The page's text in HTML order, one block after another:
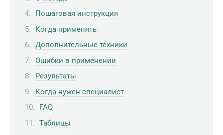
Пошаговая инструкция
Когда применять
Дополнительные техники
Ошибки в применении
Результаты
Когда нужен специалист
FAQ
Таблицы